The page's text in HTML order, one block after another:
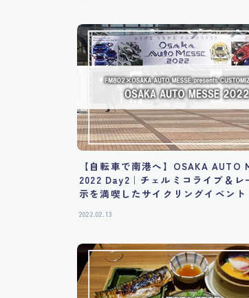
【自転車で南港へ】OSAKA AUTO
2022 Day2｜チェルミコライブ＆レ
示を満喫したサイクリングイベント
2022.02.13